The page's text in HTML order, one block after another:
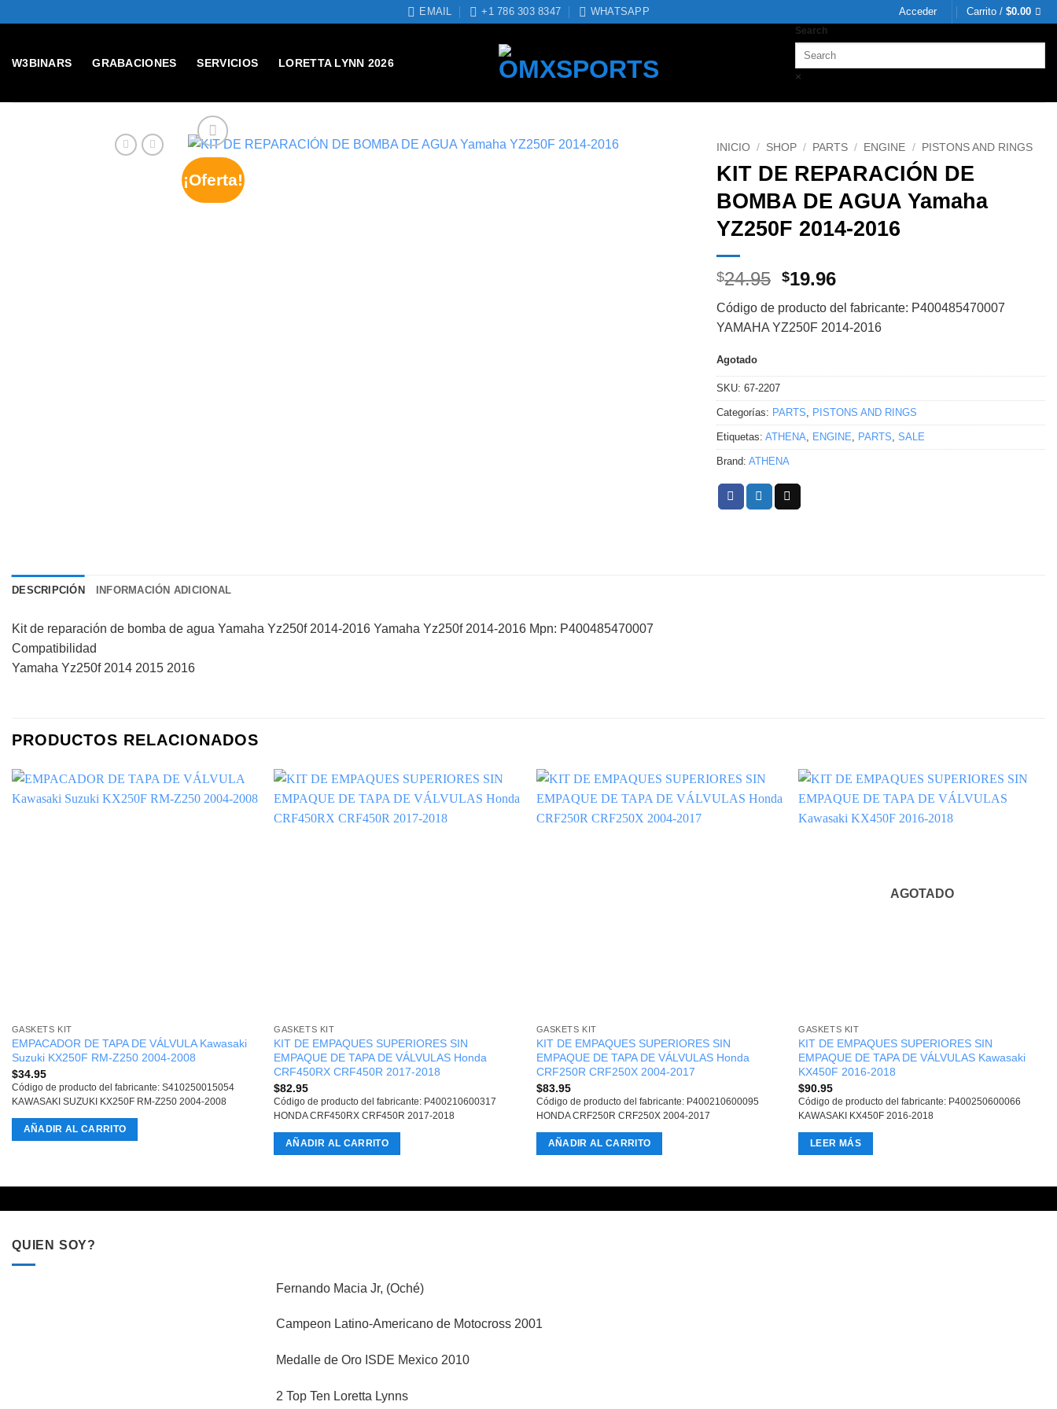
EMAIL +1 786 303 8347 WHATSAPP Acceder Carrito /$0.00
W3BINARS GRABACIONES SERVICIOS LORETTA LYNN 2026
Search
×
¡Oferta!
INICIO / SHOP / PARTS / ENGINE / PISTONS AND RINGS
KIT DE REPARACIÓN DE
BOMBA DE AGUA Yamaha
YZ250F 2014-2016
$24.95 Original
was:
$24.95.
$19.96Current
is:
$19.96.
Código de producto del fabricante: P400485470007
YAMAHA YZ250F 2014-2016
Agotado
SKU: 67-2207
Categorías: PARTS, PISTONS AND RINGS
Etiquetas: ATHENA, ENGINE, PARTS, SALE
Brand: ATHENA
DESCRIPCIÓN INFORMACIÓN ADICIONAL
Kit de reparación de bomba de agua Yamaha Yz250f 2014-2016 Yamaha Yz250f 2014-2016 Mpn: P400485470007
Compatibilidad
Yamaha Yz250f 2014 2015 2016
PRODUCTOS RELACIONADOS
GASKETS KIT
EMPACADOR DE TAPA DE VÁLVULA Kawasaki
Suzuki KX250F RM-Z250 2004-2008
$34.95
Código de producto del fabricante: S410250015054
KAWASAKI SUZUKI KX250F RM-Z250 2004-2008
AÑADIR AL CARRITO
GASKETS KIT
KIT DE EMPAQUES SUPERIORES SIN
EMPAQUE DE TAPA DE VÁLVULAS Honda
CRF450RX CRF450R 2017-2018
$82.95
Código de producto del fabricante: P400210600317
HONDA CRF450RX CRF450R 2017-2018
AÑADIR AL CARRITO
GASKETS KIT
KIT DE EMPAQUES SUPERIORES SIN
EMPAQUE DE TAPA DE VÁLVULAS Honda
CRF250R CRF250X 2004-2017
$83.95
Código de producto del fabricante: P400210600095
HONDA CRF250R CRF250X 2004-2017
AÑADIR AL CARRITO
AGOTADO
GASKETS KIT
KIT DE EMPAQUES SUPERIORES SIN
EMPAQUE DE TAPA DE VÁLVULAS Kawasaki
KX450F 2016-2018
$90.95
Código de producto del fabricante: P400250600066
KAWASAKI KX450F 2016-2018
LEER MÁS
QUIEN SOY?
Fernando Macia Jr, (Oché)
Campeon Latino-Americano de Motocross 2001
Medalle de Oro ISDE Mexico 2010
2 Top Ten Loretta Lynns